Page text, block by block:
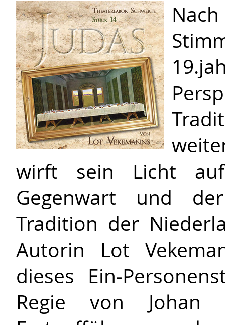
wirft sein Licht
Gegenwart und
Tradition der
Autorin Lot
dieses Ein-
Regie von Johan